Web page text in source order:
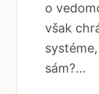
o
však
sám?...